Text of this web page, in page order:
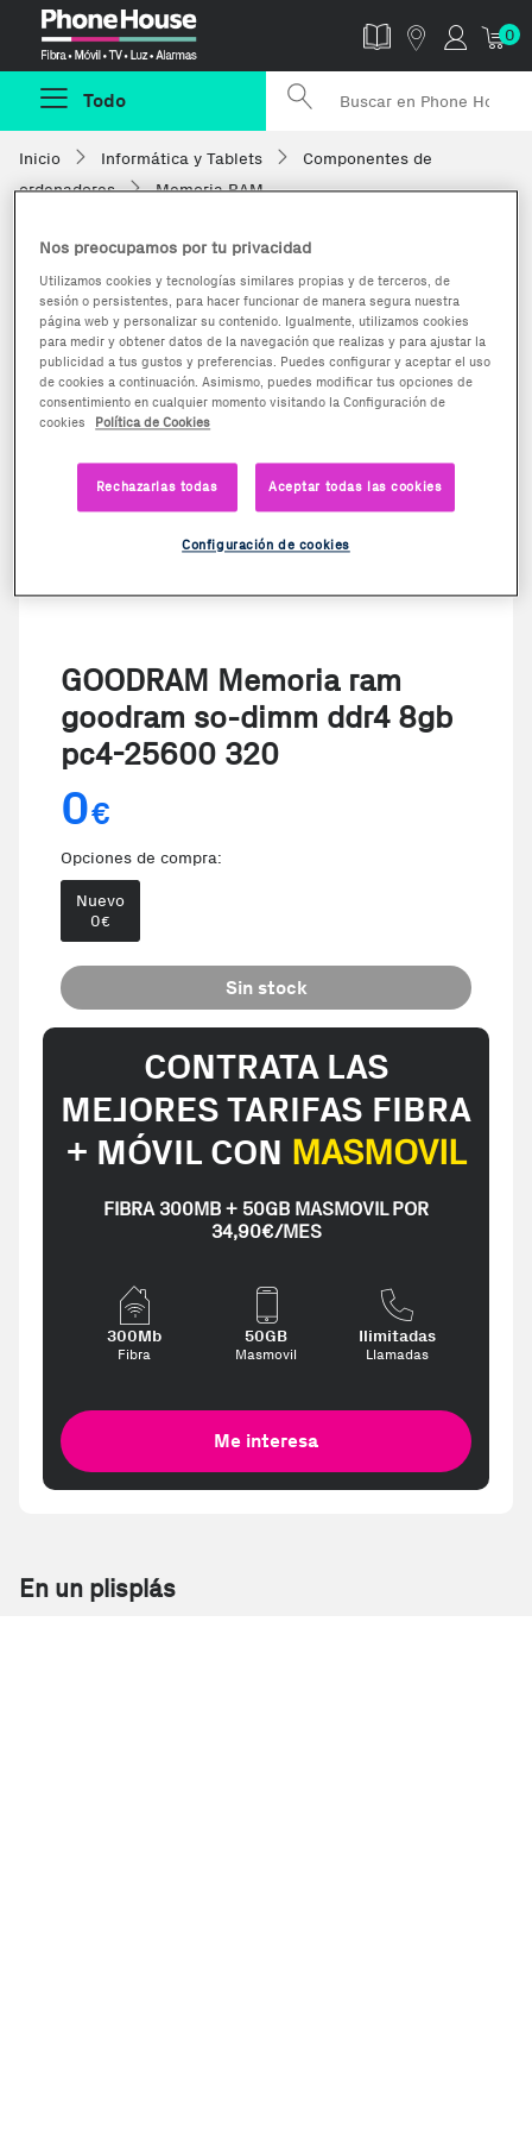
0
Todo
Inicio Informática y Tablets
Componentes de
ordenadores
Memoria RAM
GOODRAM Memoria ram
goodram so-dimm ddr4 8gb
pc4-25600 320
0€
Opciones de compra:
Nuevo
0€
Sin stock
CONTRATA LAS
MEJORES TARIFAS FIBRA
+ MÓVIL CON MASMOVIL
FIBRA 300MB + 50GB MASMOVIL POR
34,90€/MES
300Mb
Fibra
50GB
Masmovil
Ilimitadas
Llamadas
Me interesa
En un plisplás
Nos preocupamos por tu privacidad
Utilizamos cookies y tecnologías similares propias y de terceros, de
sesión o persistentes, para hacer funcionar de manera segura nuestra
página web y personalizar su contenido. Igualmente, utilizamos cookies
para medir y obtener datos de la navegación que realizas y para ajustar la
publicidad a tus gustos y preferencias. Puedes configurar y aceptar el uso
de cookies a continuación. Asimismo, puedes modificar tus opciones de
consentimiento en cualquier momento visitando la Configuración de
cookies
Política de Cookies
Rechazarlas todas Aceptar todas las cookies
Configuración de cookies